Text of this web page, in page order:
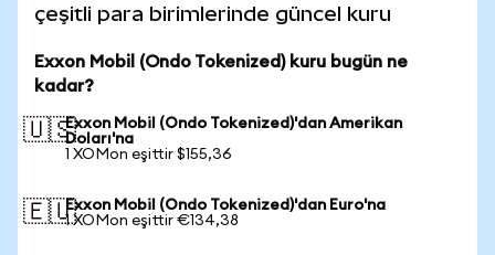
çeşitli para birimlerinde güncel kuru
Exxon Mobil (Ondo Tokenized) kuru bugün ne
kadar?
🇺🇸Exxon Mobil (Ondo Tokenized)'dan Amerikan
Doları'na
1 XOMon eşittir $155,36
🇪🇺Exxon Mobil (Ondo Tokenized)'dan Euro'na
1 XOMon eşittir €134,38